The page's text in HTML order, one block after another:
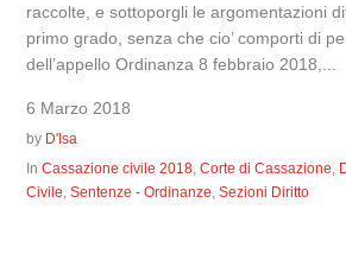
raccolte, e sottoporgli le argomentazioni
primo grado, senza che cio’ comporti di
dell’appello Ordinanza 8 febbraio 2018,...
6 Marzo 2018
by D'Isa
InCassazione civile 2018,Corte di Cassazione,
Civile,Sentenze - Ordinanze,Sezioni Diritto